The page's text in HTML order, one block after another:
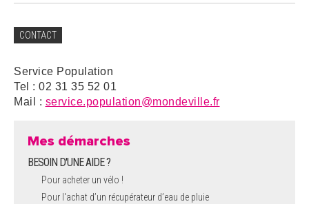
CONTACT
Service Population
Tel : 02 31 35 52 01
Mail : service.population@mondeville.fr
Mes démarches
BESOIN D'UNE AIDE ?
Pour acheter un vélo !
Pour l'achat d’un récupérateur d’eau de pluie